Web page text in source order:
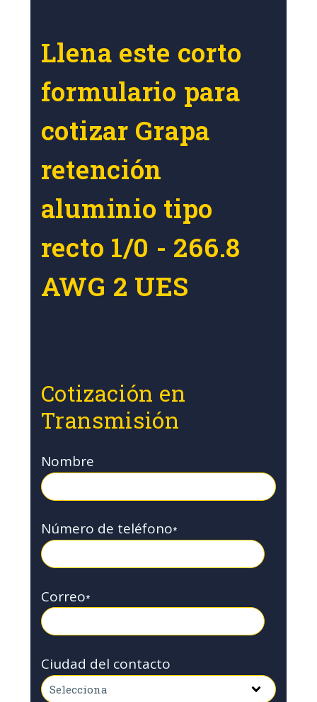
Llena este corto
formulario para
cotizar Grapa
retención
aluminio tipo
recto 1/0 - 266.8
AWG 2 UES
Cotización en
Transmisión
Nombre
Número de teléfono*
Correo*
Ciudad del contacto